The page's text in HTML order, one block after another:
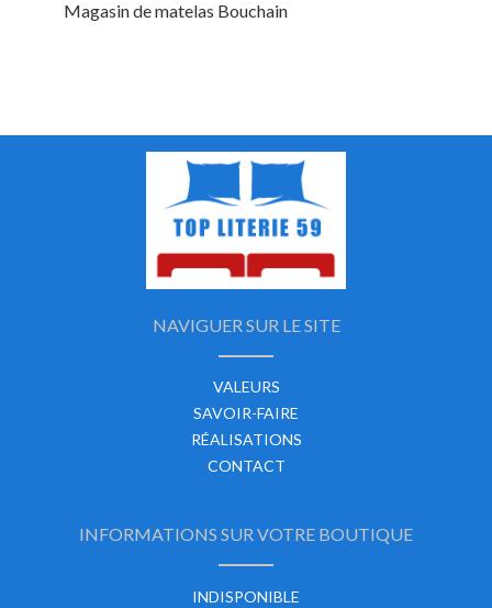
Magasin de matelas Bouchain
NAVIGUER SUR LE SITE
VALEURS
SAVOIR-FAIRE
RÉALISATIONS
CONTACT
INFORMATIONS SUR VOTRE BOUTIQUE
INDISPONIBLE